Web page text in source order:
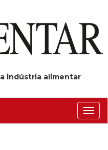
indústria alimentar